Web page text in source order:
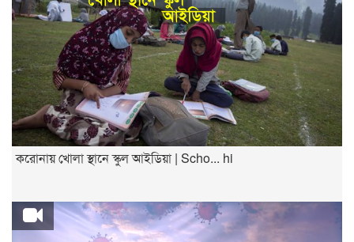
করোনায় খোলা স্থানে স্কুল আইডিয়া | Scho... hi